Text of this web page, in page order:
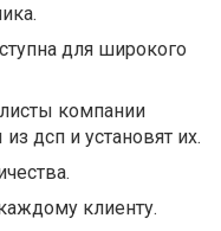
для широкого
компании
дсп и установят их.
клиенту.